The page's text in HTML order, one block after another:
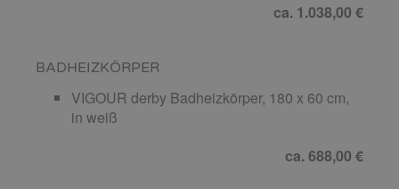
ca. 1.038,00 €
BADHEIZKÖRPER
VIGOUR derby Badheizkörper, 180 x 60 cm,
in weiß
ca. 688,00 €